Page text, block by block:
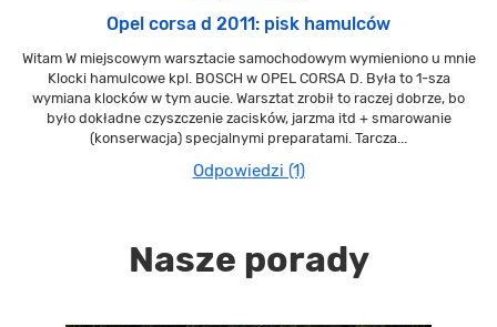
Opel corsa d 2011: pisk hamulców
Witam W miejscowym warsztacie samochodowym wymieniono u mnie
Klocki hamulcowe kpl. BOSCH w OPEL CORSA D. Była to 1-sza
wymiana klocków w tym aucie. Warsztat zrobił to raczej dobrze, bo
było dokładne czyszczenie zacisków, jarzma itd + smarowanie
(konserwacja) specjalnymi preparatami. Tarcza...
Odpowiedzi (1)
Nasze porady